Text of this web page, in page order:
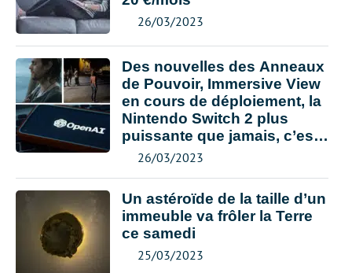
26/03/2023
Des nouvelles des Anneaux
de Pouvoir, Immersive View
en cours de déploiement, la
Nintendo Switch 2 plus
puissante que jamais, c’est
le récap’ de la semaine
26/03/2023
Un astéroïde de la taille d’un
immeuble va frôler la Terre
ce samedi
25/03/2023